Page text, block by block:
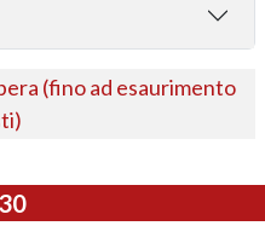
(fino ad esaurimento